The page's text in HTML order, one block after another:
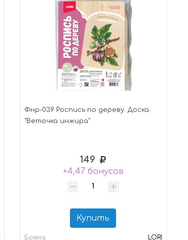
Фнр-039 Роспись по дереву. Доска
"Веточка инжира"
149
+4,47 бонусов
Купить
Бренд LORI